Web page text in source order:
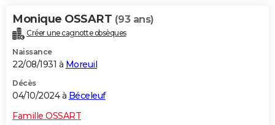
Monique OSSART (93 ans)
Créer une cagnotte obsèques
Naissance
22/08/1931 à Moreuil
Décès
04/10/2024 à Béceleuf
Famille OSSART